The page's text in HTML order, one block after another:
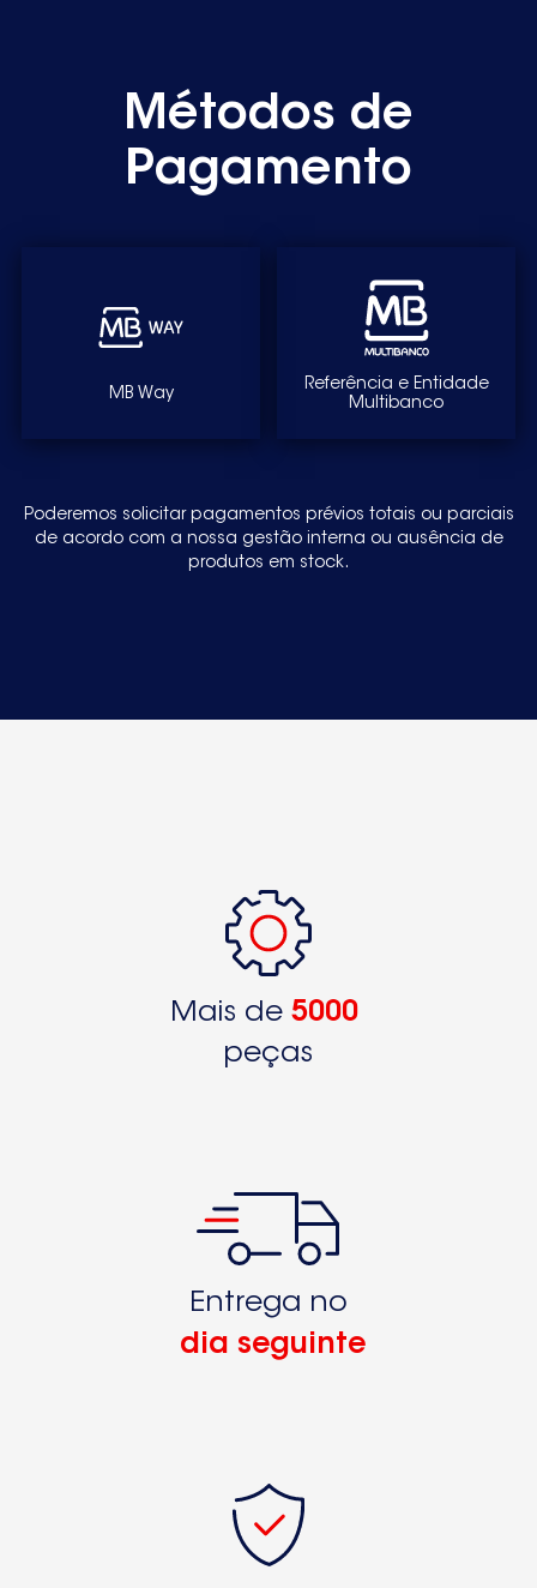
Métodos de
Pagamento
MB Way
Referência e Entidade
Multibanco
Poderemos solicitar pagamentos prévios totais ou parciais
de acordo com a nossa gestão interna ou ausência de
produtos em stock.
Mais de 5000
peças
Entrega no
dia seguinte